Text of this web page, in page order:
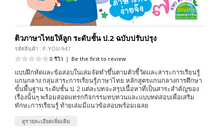
ติวภาษาไทยให้ลูก ระดับชั้น ป.2 ฉบับปรับปรุง
รหัสสินค้า : P-YOU-947
0 รีวิว | Be the first to review
แบบฝึกหัดและข้อสอบในเล่มจัดทำขึ้นตามตัวชี้วัดและสาระการเรียนรู้
แกนกลาง กลุ่มสาระการเรียนรู้ภาษาไทย หลักสูตรแกนกลางการศึกษา
ขั้นพื้นฐาน ระดับชั้น ป. 2 แต่ละบทจะสรุปเนื้อหาที่เป็นสาระสำคัญของ
เรื่องนั้นๆ พร้อมสอดแทรกกิจกรรมทบทวนและแบบทดสอบเพื่อเสริม
ทักษะการเรียนรู้ ท้ายเล่มมีแนวข้อสอบพร้อมเฉลย
ดูรายละเอียดเพิ่มเติม